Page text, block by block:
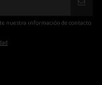
nuestra información de contacto